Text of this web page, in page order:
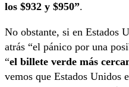
los $932 y $950”.
No obstante, si en Estados
atrás “el pánico por una
“el billete verde más
vemos que Estados Unidos